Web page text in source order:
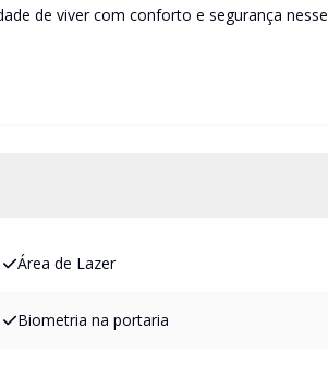
de viver com conforto e segurança nesse
Área de Lazer
Biometria na portaria